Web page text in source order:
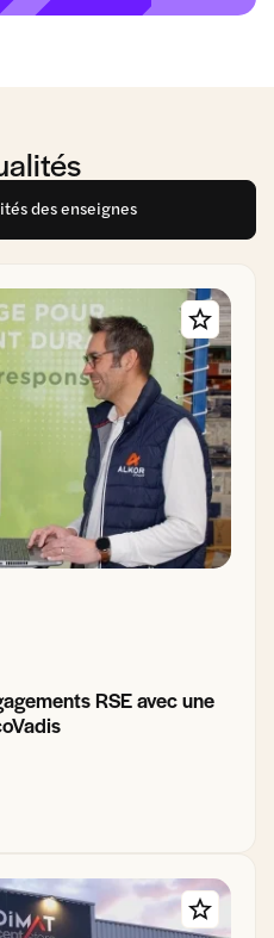
des enseignes
RSE avec une